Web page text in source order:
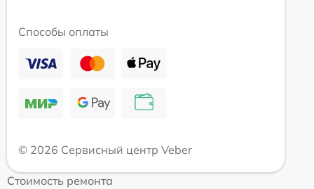
Способы оплаты
© 2026 Сервисный центр Veber
Стоимость ремонта